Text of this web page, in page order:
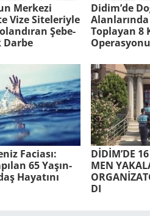
Mer­ke­zi
Vize Si­te­le­riy­le
Şe­be­
Darbe
Didim’de
Top­la­yan 8
Ope­ras­yo­nu
Fa­ci­ası:
65 Ya­şın­
Ha­ya­tı­nı
DİDİM’DE
MEN
DI